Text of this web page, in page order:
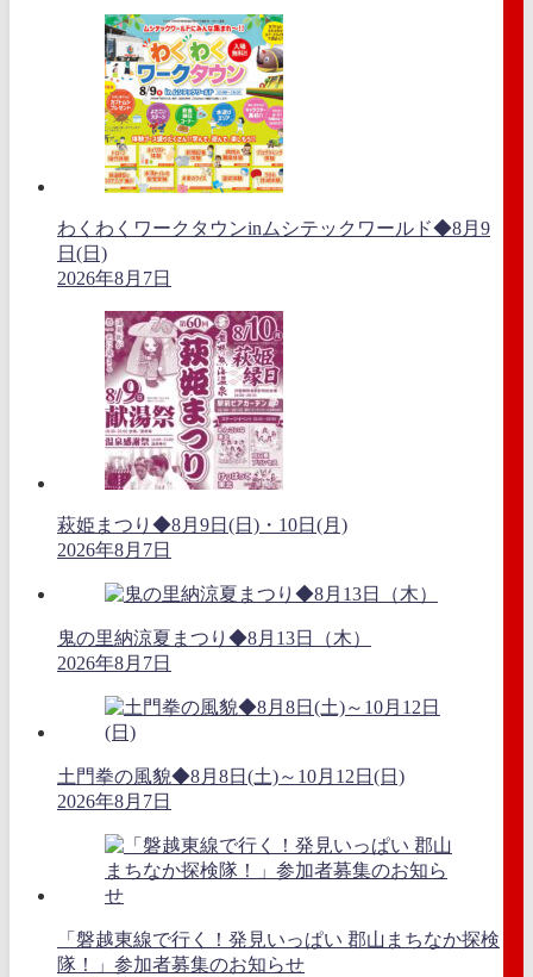
わくわくワークタウンinムシテックワールド◆8月9
日(日)
2026年8月7日
萩姫まつり◆8月9日(日)・10日(月)
2026年8月7日
鬼の里納涼夏まつり◆8月13日（木）
2026年8月7日
土門拳の風貌◆8月8日(土)～10月12日(日)
2026年8月7日
「磐越東線で行く！発見いっぱい 郡山まちなか探検
隊！」参加者募集のお知らせ